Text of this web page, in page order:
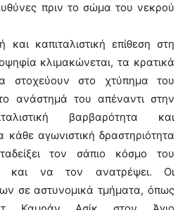
πριν το σώμα του νεκρού
καπιταλιστική επίθεση στη
κλιμακώνεται, τα κρατικά
στοχεύουν στο χτύπημα του
ανάστημά του απέναντι στην
βαρβαρότητα και
αγωνιστική δραστηριότητα
τον σάπιο κόσμο του
και να τον ανατρέψει. Οι
σε αστυνομικά τμήματα, όπως